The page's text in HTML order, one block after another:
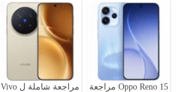
Oppo Reno 15 مراجعة
مراجعة شاملة ل Vivo